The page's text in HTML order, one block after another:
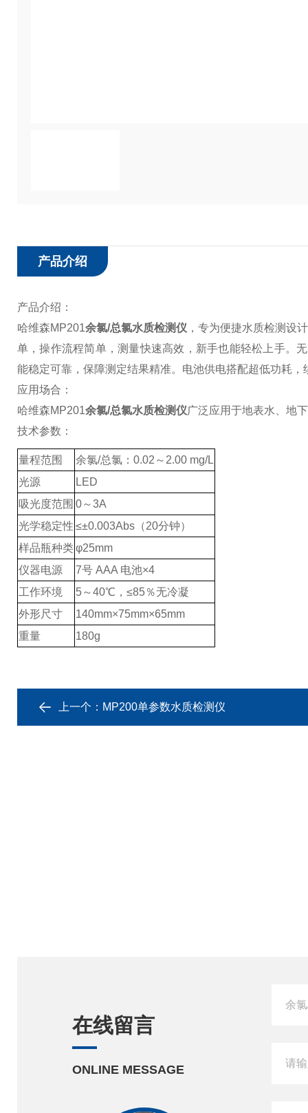
产品介绍
产品介绍：
哈维森MP201余氯/总氯水质检测仪 ，专为便捷水质检测设
单，操作流程简单，测量快速高效，新手也能轻松上手。
能稳定可靠，保障测定结果精准。电池供电搭配超低功耗
应用场合：
哈维森MP201余氯/总氯水质检测仪广泛应用于地表水、地
技术参数：
量程范围 余氯/总氯： 0.02～2.00 mg/L
光源
LED
吸光度范围 0～3A
光学稳定性 ≤±0.003Abs（20分钟）
样品瓶种类φ25mm
仪器电源
7号 AAA 电池×4
工作环境
5～40℃，≤85％无冷凝
外形尺寸
140mm×75mm×65mm
重量
180g
上一个： MP200单参数水质检测仪
在线留言
ONLINE MESSAGE